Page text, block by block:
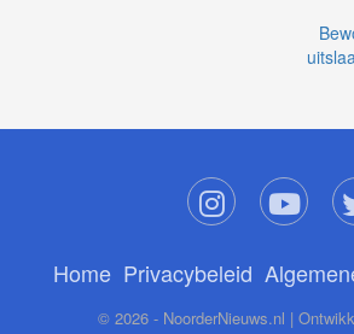
Home Privacybeleid
© 2026 - NoorderNieuws.nl |